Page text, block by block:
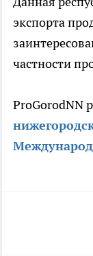
экспорта
частности
ProGorodNN